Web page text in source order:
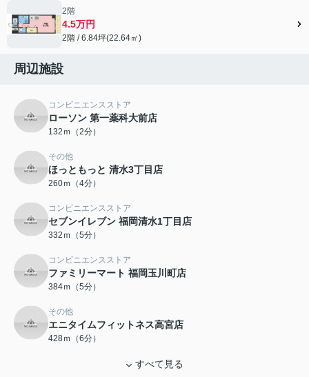
2階
4.5万円
2階 / 6.84坪(22.64㎡)
周辺施設
コンビニエンスストア
ローソン 第一薬科大前店
132ｍ（2分）
その他
ほっともっと 清水3丁目店
260ｍ（4分）
コンビニエンスストア
セブンイレブン 福岡清水1丁目店
332ｍ（5分）
コンビニエンスストア
ファミリーマート 福岡玉川町店
384ｍ（5分）
その他
エニタイムフィットネス高宮店
428ｍ（6分）
すべて見る